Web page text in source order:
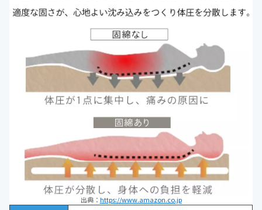
出典： https://www.amazon.co.jp